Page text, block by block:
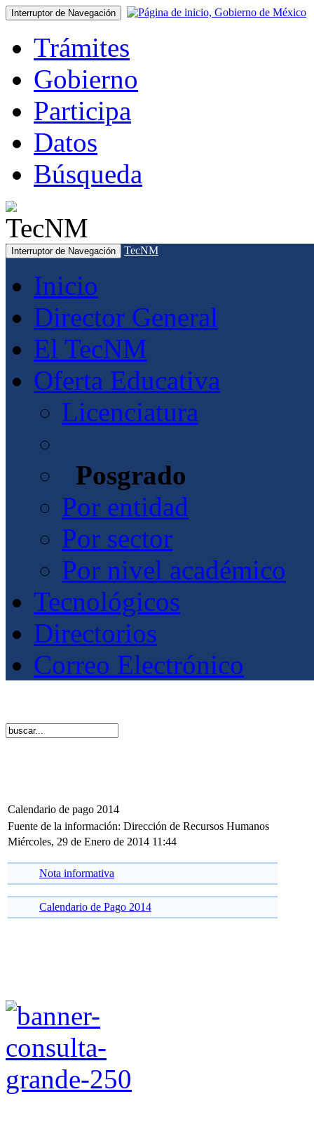
Interruptor de Navegación
Trámites
Gobierno
Participa
Datos
Búsqueda
Interruptor de Navegación TecNM
Inicio
Director General
El TecNM
Oferta Educativa
Licenciatura
Posgrado
Por entidad
Por sector
Por nivel académico
Tecnológicos
Directorios
Correo Electrónico
Calendario de pago 2014
Fuente de la información: Dirección de Recursos Humanos
Miércoles, 29 de Enero de 2014 11:44
Nota informativa
Calendario de Pago 2014